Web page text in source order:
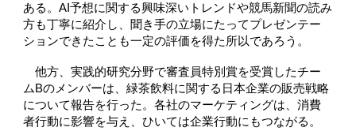
ある。AI予想に関する興味深いトレンドや競馬新聞の読み
方も丁寧に紹介し、聞き手の立場にたってプレゼンテー
ションできたことも一定の評価を得た所以であろう。
他方、実践的研究分野で審査員特別賞を受賞したチー
ムBのメンバーは、緑茶飲料に関する日本企業の販売戦略
について報告を行った。各社のマーケティングは、消費
者行動に影響を与え、ひいては企業行動にもつながる。